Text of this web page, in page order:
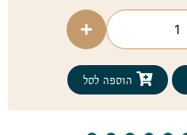
הוספה לסל